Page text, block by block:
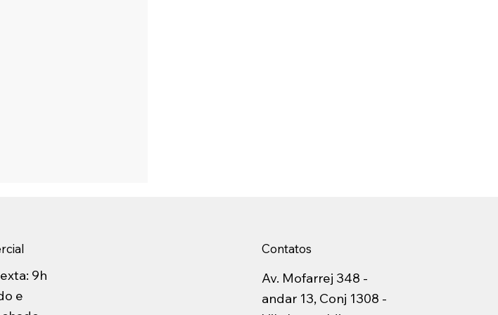
Contatos
Av. Mofarrej 348 -
andar 13, Conj 1308 -
9h
e